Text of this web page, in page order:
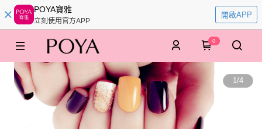
POYA寶雅
立刻使用官方APP
開啟APP
0
1/4